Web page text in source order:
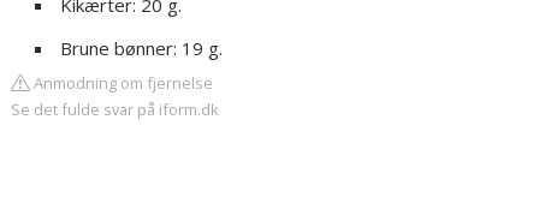
Kikærter: 20 g.
Brune bønner: 19 g.
Anmodning om fjernelse
Se det fulde svar på iform.dk